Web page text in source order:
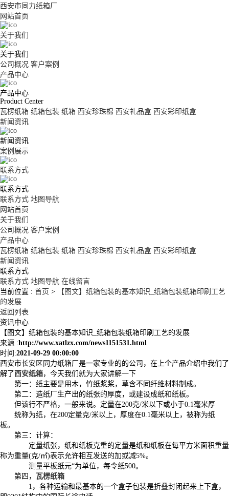
西安市同力纸箱厂
网站首页
关于我们
关于我们
公司概况 客户案例
产品中心
产品中心
Product Center
瓦楞纸箱 纸箱包装 纸箱 西安珍珠棉 西安礼品盒 西安彩印纸盒
新闻资讯
新闻资讯
案例展示
联系方式
联系方式
联系方式 地图导航
网站首页
关于我们
公司概况 客户案例
产品中心
瓦楞纸箱 纸箱包装 纸箱 西安珍珠棉 西安礼品盒 西安彩印纸盒
新闻资讯
联系方式
联系方式 地图导航 在线留言
当前位置 : 首页 >
【图文】纸箱包装的基本知识_纸箱包装纸箱印刷工艺
的发展
返回列表
资讯中心
【图文】纸箱包装的基本知识_纸箱包装纸箱印刷工艺的发展
来源 :http://www.xatlzx.com/news1151531.html
时间:2021-09-29 00:00:00
西安市长安区同力纸箱厂是一家专业的的公司，在上个产品介绍中我们了
解了西安纸箱，今天我们就为大家讲解一下
第一：纸主要是用木，竹纸浆桨，草含不同纤维材料制成。
第二：造纸厂生产出的纸张的厚度，或建设成纸和纸板。
但该行不严格，一般来说。定量在200克/米以下或小于0.1毫米厚
统称为纸，在200定量克/米以上，厚度在0.1毫米以上，被称为纸
板。
第三：计算：
定量纸张，纸和纸板克重的定量是纸和纸板在每平方米面积重量
称为重量(克/㎡)表示允许相互发送的加或减5%。
测量平板纸元“为单位，每令纸500。
第四， 瓦楞纸箱
1，各种运输和最基本的一个盒子包装是折叠封闭起来上下盒，